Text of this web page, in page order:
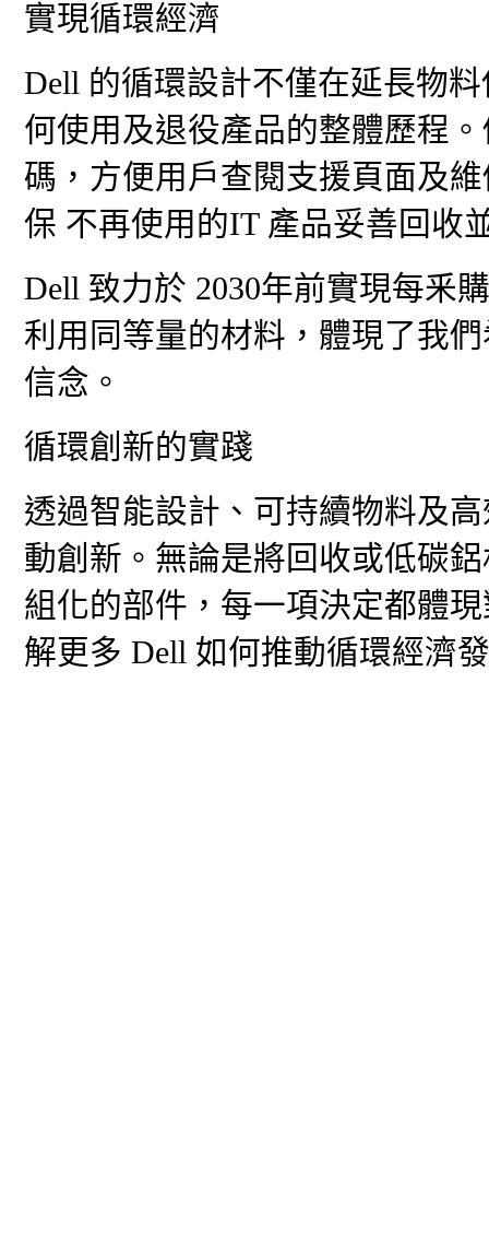
實現循環經濟
Dell 的循環設計不僅在延長物
何使用及退役產品的整體歷程
碼，方便用戶查閱支援頁面及
保 不再使用的IT 產品妥善回收
Dell 致力於 2030年前實現每釆
利用同等量的材料，體現了我
信念。
循環創新的實踐
透過智能設計、可持續物料及
動創新。無論是將回收或低碳
組化的部件，每一項決定都體
解更多 Dell 如何推動循環經濟